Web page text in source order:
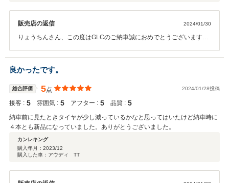
販売店の返信 2024/01/30
りょうちんさん、この度はGLCのご納車誠におめでとうございます。
ますので末永いお付き合い宜しくお願い致します。
良かったです。
総合評価 5点 2024/01/28投稿
接客 : 5 雰囲気 : 5 アフター : 5 品質 : 5
納車前に見たときタイヤが少し減っているかなと思ってはいたけど納車時に
４本とも新品になっていました。ありがとうございました。
カンレキング
購入年月： 2023/12
購入した車：アウディ TT